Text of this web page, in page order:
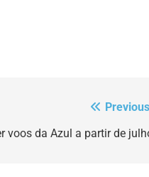
voos da Azul a partir de